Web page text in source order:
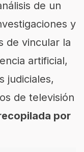
de un
y
de vincular la
artificial,
judiciales,
de televisión
por